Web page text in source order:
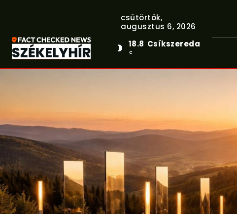
csütörtök,
augusztus 6, 2026
18.8
C
Csíkszereda